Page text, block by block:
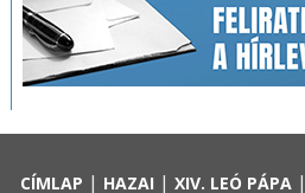
CÍMLAP | HAZAI | XIV. LEÓ PÁPA|